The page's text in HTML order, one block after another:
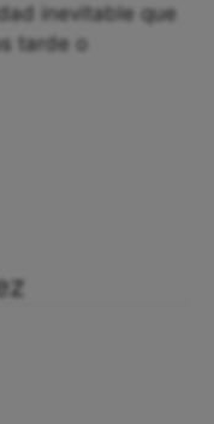
inevitable que
tarde o